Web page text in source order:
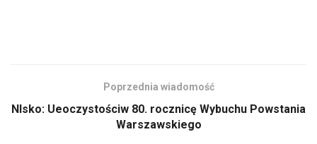
Poprzednia wiadomość
NIsko: Ueoczystościw 80. rocznicę Wybuchu Powstania
Warszawskiego